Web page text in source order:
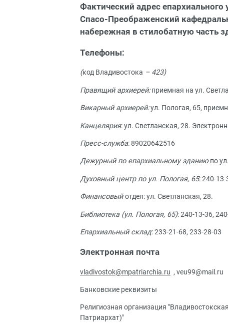
Фактический адрес
Спасо-Преображенский
набережная в стилобатную часть
Телефоны:
(код Владивостока – 423)
Правящий архиерей:приемная на ул.
Викарный архиерей:ул. Пологая, 65,
Канцелярия: ул. Светланская, 28.
Пресс-служба: 89020642516
Дежурный по епархиальному зданиюпо
Духовный центр по ул. Пологая, 65: 240-
Финансовыйотдел: ул. Светланская, 28.
Библиотека (ул. Пологая, 65): 240-13-36,
Епархиальный склад: 233-21-68, 233-28-03
Электронная почта
vladivostok@mpatriarchia.ru , veu99@mail.ru
Банковские реквизиты
Религиозная организация
Патриархат)"